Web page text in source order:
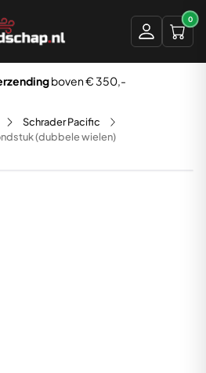
0
boven € 350,-
Schrader Pacific
(dubbele wielen)